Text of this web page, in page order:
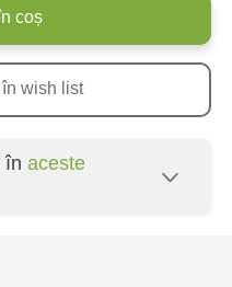
coș
wish list
în aceste